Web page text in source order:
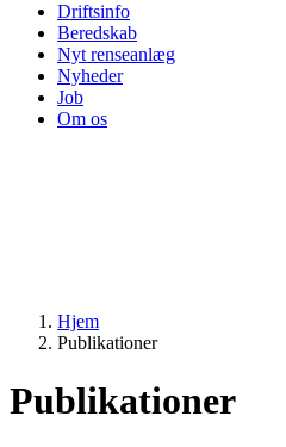
Driftsinfo
Beredskab
Nyt renseanlæg
Nyheder
Job
Om os
Hjem
Publikationer
Publikationer